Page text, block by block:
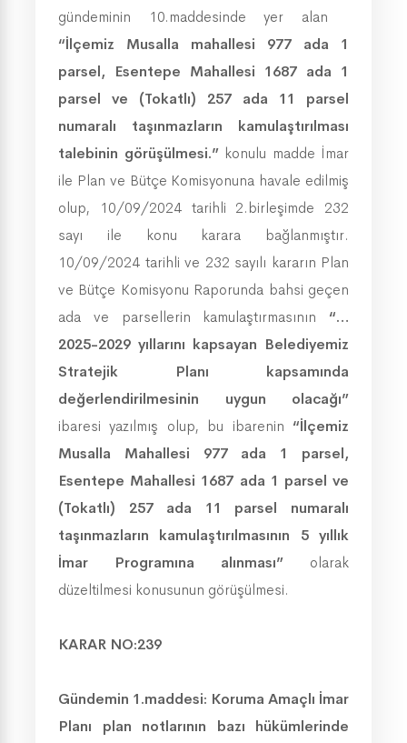
gündeminin 10.maddesinde yer alan
“İlçemiz Musalla mahallesi 977 ada 1
parsel, Esentepe Mahallesi 1687 ada 1
parsel ve (Tokatlı) 257 ada 11 parsel
numaralı taşınmazların kamulaştırılması
talebinin görüşülmesi.”konulu madde İmar
ile Plan ve Bütçe Komisyonuna havale edilmiş
olup, 10/09/2024 tarihli 2.birleşimde 232
sayı ile konu karara bağlanmıştır.
10/09/2024 tarihli ve 232 sayılı kararın Plan
ve Bütçe Komisyonu Raporunda bahsi geçen
ada ve parsellerin kamulaştırmasının “…
2025-2029 yıllarını kapsayan Belediyemiz
Stratejik Planı kapsamında
değerlendirilmesinin uygun olacağı”
ibaresi yazılmış olup, bu ibarenin “İlçemiz
Musalla Mahallesi 977 ada 1 parsel,
Esentepe Mahallesi 1687 ada 1 parsel ve
(Tokatlı) 257 ada 11 parsel numaralı
taşınmazların kamulaştırılmasının 5 yıllık
İmar Programına alınması” olarak
düzeltilmesi konusunun görüşülmesi.
KARAR NO:239
Gündemin 1.maddesi: Koruma Amaçlı İmar
Planı plan notlarının bazı hükümlerinde